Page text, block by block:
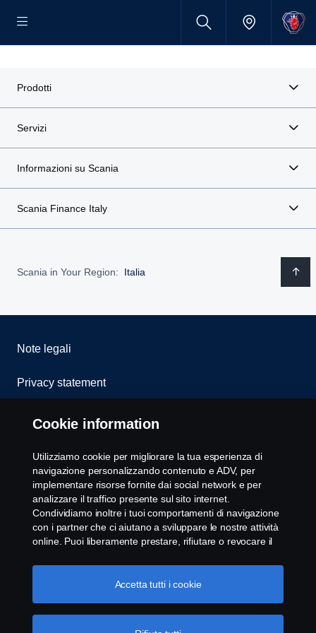
Prodotti
Servizi
Informazioni su Scania
Scania Finance Italy
Scania in Your Region: Italia
Note legali
Privacy statement
Cookies
Whistleblowing
Modello 231
Impostazione Cookie
Cookie information
Utilizziamo cookie per migliorare la tua esperienza di
navigazione personalizzando contenuto e ADV, per
implementare risorse fornite dai social network e per
analizzare il traffico presente sul sito internet.
Condividiamo inoltre i tuoi comportamenti di navigazione
con i partner che ci aiutano a sviluppare le nostre attività
online. Puoi liberamente prestare, rifiutare o revocare il
all'attivazione dei cookie e alla possibilità di condividere le
informazioni. Cliccando "rifiuta tutti" potrai continuare la
Accetta tutti i cookie